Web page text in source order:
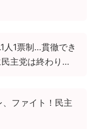
人1票制…貫徹でき
主党は終わり…
ファイト！民主